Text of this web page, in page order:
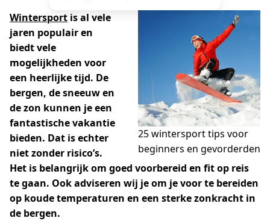
25 wintersport tips voor
beginners en gevorderden
Wintersport is al vele
jaren populair en
biedt vele
mogelijkheden voor
een heerlijke tijd. De
bergen, de sneeuw en
de zon kunnen je een
fantastische vakantie
bieden. Dat is echter
niet zonder risico’s.
Het is belangrijk om goed voorbereid en fit op reis
te gaan. Ook adviseren wij je om je voor te bereiden
op koude temperaturen en een sterke zonkracht in
de bergen.